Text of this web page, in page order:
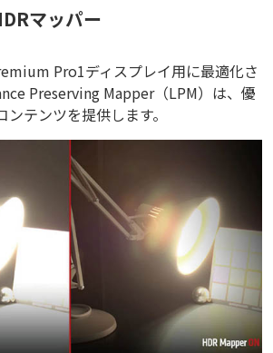
マッパー
Pro1ディスプレイ用に最適化さ
Preserving Mapper（LPM）は、優
テンツを提供します。